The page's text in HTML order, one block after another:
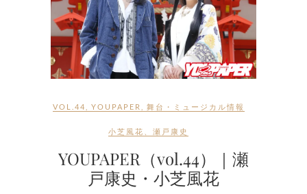
VOL.44 YOUPAPER 舞台・ミュージカル情報
小芝風花 瀬戸康史
YOUPAPER（vol.44）｜瀬
戸康史・小芝風花